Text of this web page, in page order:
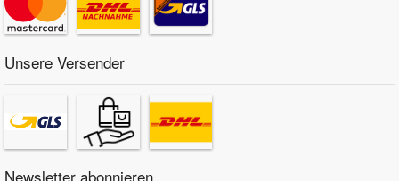
Unsere Versender
Newsletter abonnieren